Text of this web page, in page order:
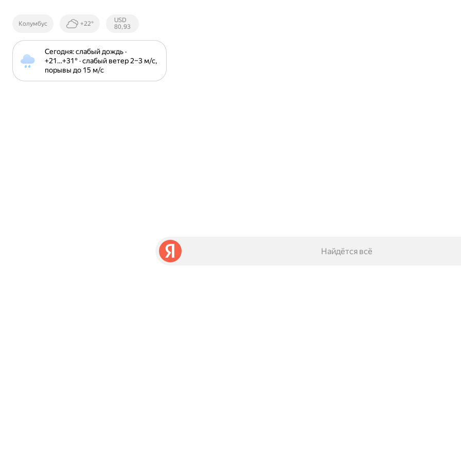
Колумбус +22°
Курсы ЦБ
РФ
USD
80,93
Сегодня: слабый дождь ·
+21⁠…⁠+31⁠° · слабый ветер 2⁠–⁠3 м⁠/⁠с,
порывы до 15 м⁠/⁠с